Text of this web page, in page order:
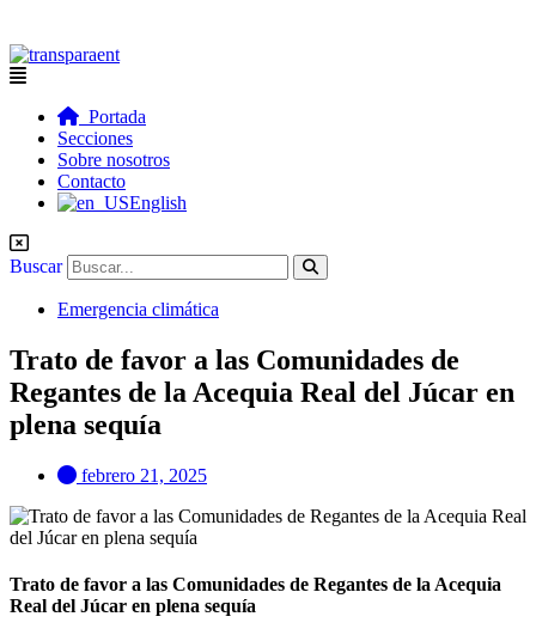
Flyout
Portada
Secciones
Sobre nosotros
Contacto
English
Buscar
Emergencia climática
Trato de favor a las Comunidades de
Regantes de la Acequia Real del Júcar en
plena sequía
febrero 21, 2025
Trato de favor a las Comunidades de Regantes de la Acequia
Real del Júcar en plena sequía